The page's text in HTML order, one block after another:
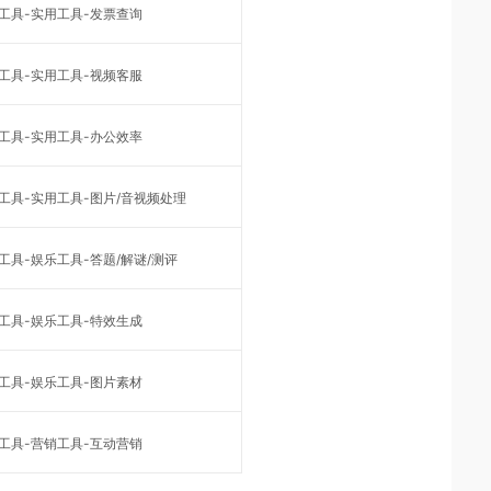
具-实用工具-发票查询
具-实用工具-视频客服
具-实用工具-办公效率
具-实用工具-图片/音视频处理
具-娱乐工具-答题/解谜/测评
具-娱乐工具-特效生成
具-娱乐工具-图片素材
具-营销工具-互动营销